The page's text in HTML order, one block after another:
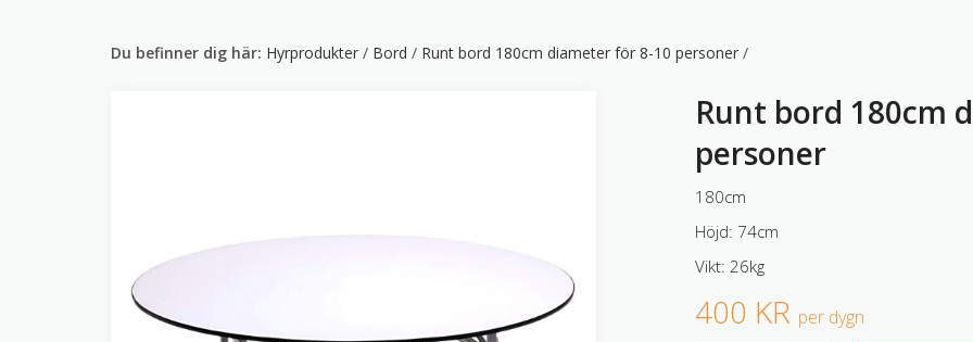
Du befinner dig här: Hyrprodukter / Bord / Runt bord 180cm diameter för 8-10 personer /
Runt bord 180cm
personer
180cm
Höjd: 74cm
Vikt: 26kg
400 KR per dygn